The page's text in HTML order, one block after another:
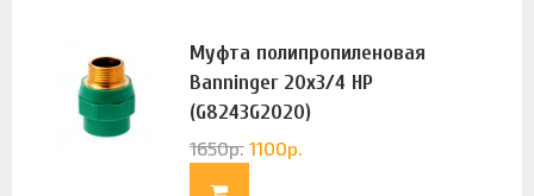
Муфта полипропиленовая
Banninger 20х3/4 НР
(G8243G2020)
1650р. 1100р.